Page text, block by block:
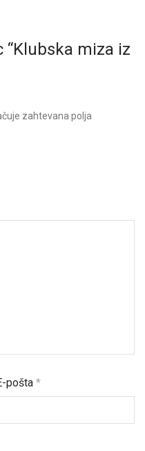
“Klubska miza iz
zahtevana polja
pošta*